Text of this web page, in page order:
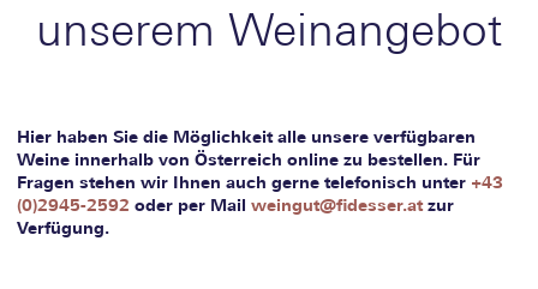
unserem Weinangebot
Hier haben Sie die Möglichkeit alle unsere verfügbaren
Weine innerhalb von Österreich online zu bestellen. Für
Fragen stehen wir Ihnen auch gerne telefonisch unter +43
(0)2945-2592 oder per Mail weingut@fidesser.atzur
Verfügung.